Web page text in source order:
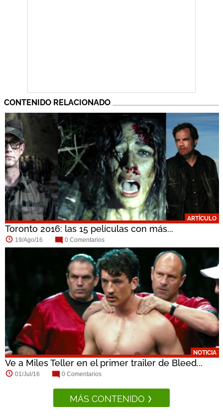
CONTENIDO RELACIONADO
ARTÍCULO
Toronto 2016: las 15 películas con más...
19/Ago/16 0 Comentarios
NOTICIA
Ve a Miles Teller en el primer trailer de Bleed...
01/Jul/16 0 Comentarios
MÁS CONTENIDO